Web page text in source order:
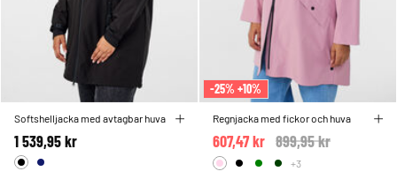
Softshelljacka med avtagbar huva
1 539,95 kr
-25% +10%
Regnjacka med fickor och huva
Price reduced from
899,95 kr
607,47 kr
+3